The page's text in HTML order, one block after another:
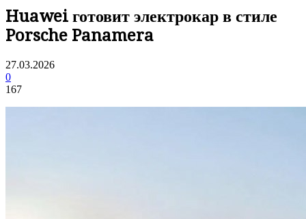
Huawei готовит электрокар в стиле
Porsche Panamera
27.03.2026
0
167